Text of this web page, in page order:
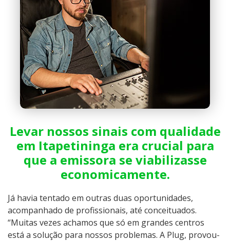
Levar nossos sinais com qualidade
em Itapetininga era crucial para
que a emissora se viabilizasse
economicamente.
Já havia tentado em outras duas oportunidades,
acompanhado de profissionais, até conceituados.
“Muitas vezes achamos que só em grandes centros
está a solução para nossos problemas. A Plug, provou-